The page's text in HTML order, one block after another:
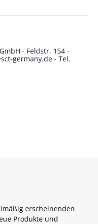
- Feldstr. 154 -
germany.de - Tel.
erscheinenden
Produkte und